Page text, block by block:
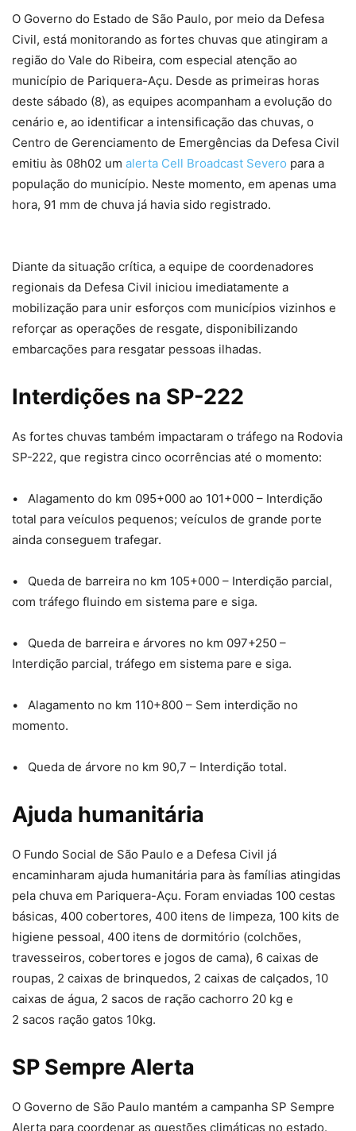
O Governo do Estado de São Paulo, por meio da Defesa
Civil, está monitorando as fortes chuvas que atingiram a
região do Vale do Ribeira, com especial atenção ao
município de Pariquera-Açu. Desde as primeiras horas
deste sábado (8), as equipes acompanham a evolução do
cenário e, ao identificar a intensificação das chuvas, o
Centro de Gerenciamento de Emergências da Defesa Civil
emitiu às 08h02 um alerta Cell Broadcast Severo para a
população do município. Neste momento, em apenas uma
hora, 91 mm de chuva já havia sido registrado.
Diante da situação crítica, a equipe de coordenadores
regionais da Defesa Civil iniciou imediatamente a
mobilização para unir esforços com municípios vizinhos e
reforçar as operações de resgate, disponibilizando
embarcações para resgatar pessoas ilhadas.
Interdições na SP-222
As fortes chuvas também impactaram o tráfego na Rodovia
SP-222, que registra cinco ocorrências até o momento:
• Alagamento do km 095+000 ao 101+000 – Interdição
total para veículos pequenos; veículos de grande porte
ainda conseguem trafegar.
• Queda de barreira no km 105+000 – Interdição parcial,
com tráfego fluindo em sistema pare e siga.
• Queda de barreira e árvores no km 097+250 –
Interdição parcial, tráfego em sistema pare e siga.
• Alagamento no km 110+800 – Sem interdição no
momento.
• Queda de árvore no km 90,7 – Interdição total.
Ajuda humanitária
O Fundo Social de São Paulo e a Defesa Civil já
encaminharam ajuda humanitária para às famílias atingidas
pela chuva em Pariquera-Açu. Foram enviadas 100 cestas
básicas, 400 cobertores, 400 itens de limpeza, 100 kits de
higiene pessoal, 400 itens de dormitório (colchões,
travesseiros, cobertores e jogos de cama), 6 caixas de
roupas, 2 caixas de brinquedos, 2 caixas de calçados, 10
caixas de água, 2 sacos de ração cachorro 20 kg e
2 sacos ração gatos 10kg.
SP Sempre Alerta
O Governo de São Paulo mantém a campanha SP Sempre
Alerta para coordenar as questões climáticas no estado.